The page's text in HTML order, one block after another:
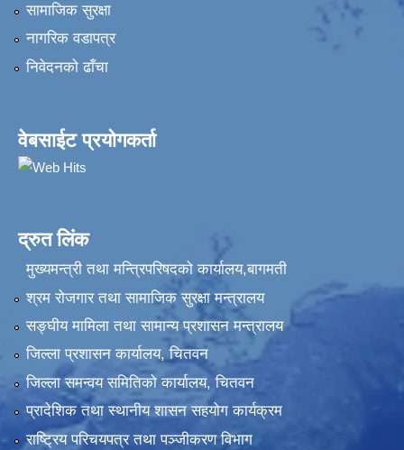
सामाजिक सुरक्षा
नागरिक वडापत्र
निवेदनकाे ढाँचा
वेबसाईट प्रयोगकर्ता
द्रुत लिंक
मुख्यमन्त्री तथा मन्त्रिपरिषदको कार्यालय,बागमती
श्रम रोजगार तथा सामाजिक सुरक्षा मन्त्रालय
सङ्‍घीय मामिला तथा सामान्य प्रशासन मन्त्रालय
जिल्ला प्रशासन कार्यालय, चितवन
जिल्ला समन्वय समितिको कार्यालय, चितवन
प्रादेशिक तथा स्थानीय शासन सहयोग कार्यक्रम
राष्ट्रिय परिचयपत्र तथा पञ्‍जीकरण विभाग